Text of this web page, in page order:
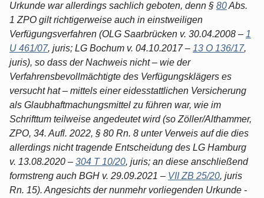
Urkunde war allerdings sachlich geboten, denn § 80Abs.
1 ZPO gilt richtigerweise auch in einstweiligen
Verfügungsverfahren (OLG Saarbrücken v. 30.04.2008 – 1
U 461/07, juris; LG Bochum v. 04.10.2017 – 13 O 136/17,
juris), so dass der Nachweis nicht – wie der
Verfahrensbevollmächtigte des Verfügungsklägers es
versucht hat – mittels einer eidesstattlichen Versicherung
als Glaubhaftmachungsmittel zu führen war, wie im
Schrifttum teilweise angedeutet wird (so Zöller/Althammer,
ZPO, 34. Aufl. 2022, § 80 Rn. 8 unter Verweis auf die dies
allerdings nicht tragende Entscheidung des LG Hamburg
v. 13.08.2020 – 304 T 10/20, juris; an diese anschließend
formstreng auch BGH v. 29.09.2021 – VII ZB 25/20, juris
Rn. 15). Angesichts der nunmehr vorliegenden Urkunde -